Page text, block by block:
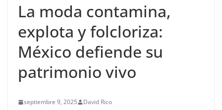
La moda contamina,
explota y folcloriza:
México defiende su
patrimonio vivo
septiembre 9, 2025 David Rico